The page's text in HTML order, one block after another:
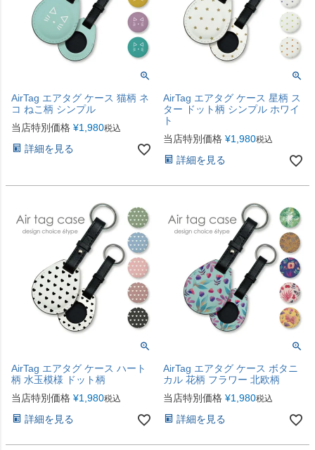
AirTag エアタグ ケース 猫柄 ネ
コ ねこ柄 シンプル
当店特別価格 ¥1,980税込
詳細を見る
AirTag エアタグ ケース 星柄 ス
ター ドット柄 シンプル ホワイ
ト
当店特別価格 ¥1,980税込
詳細を見る
AirTag エアタグ ケース ハート
柄 水玉模様 ドット柄
当店特別価格 ¥1,980税込
詳細を見る
AirTag エアタグ ケース ボタニ
カル 花柄 フラワー 北欧柄
当店特別価格 ¥1,980税込
詳細を見る